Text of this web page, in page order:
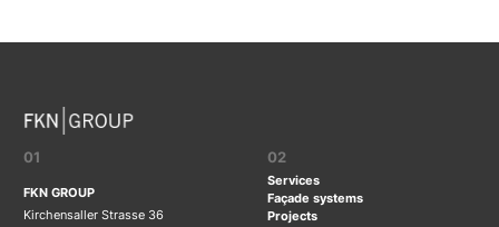
01
FKN GROUP
Kirchensaller Strasse 36
02
Services
Façade systems
Projects